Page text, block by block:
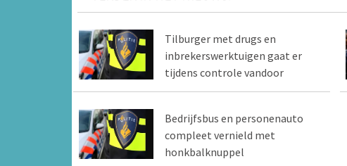
Tilburger met drugs en
inbrekerswerktuigen gaat er
tijdens controle vandoor
Bedrijfsbus en personenauto
compleet vernield met
honkbalknuppel